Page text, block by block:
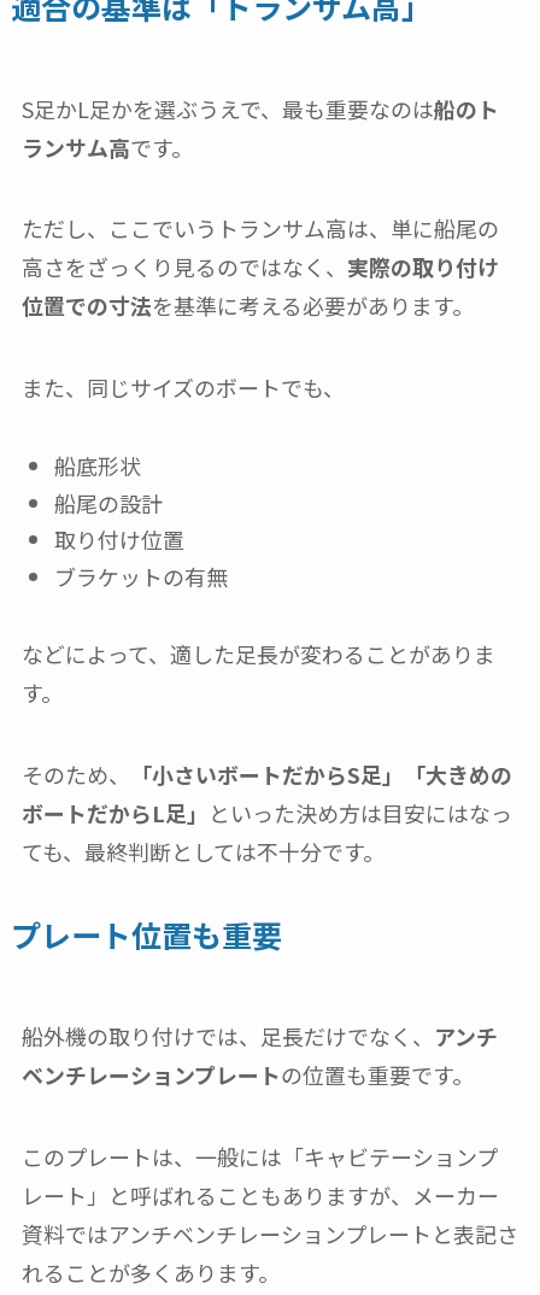
S足かL足かを選ぶうえで、最も重要なのは船のト
ランサム高です。
ただし、ここでいうトランサム高は、単に船尾の
高さをざっくり見るのではなく、 実際の取り付け
位置での寸法を基準に考える必要があります。
また、同じサイズのボートでも、
船底形状
船尾の設計
取り付け位置
ブラケットの有無
などによって、適した足長が変わることがありま
す。
そのため、
「小さいボートだからS足」「大きめの
ボートだからL足」 といった決め方は目安にはなっ
ても、最終判断としては不十分です。
プレート位置も重要
船外機の取り付けでは、足長だけでなく、 アンチ
ベンチレーションプレートの位置も重要です。
このプレートは、一般には「キャビテーションプ
レート」と呼ばれることもありますが、メーカー
資料ではアンチベンチレーションプレートと表記さ
れることが多くあります。